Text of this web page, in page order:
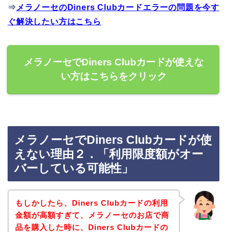
⇒ メラノーセのDiners Clubカードエラーの問題を今す
ぐ解決したい方はこちら
メラノーセでDiners Clubカードが使えな
い方はこちらをクリック
メラノーセでDiners Clubカードが使
えない理由２．「利用限度額がオー
バーしている可能性」
もしかしたら、Diners Clubカードの利用
金額が高額すぎて、メラノーセのお店で商
品を購入した時に、Diners Clubカードの